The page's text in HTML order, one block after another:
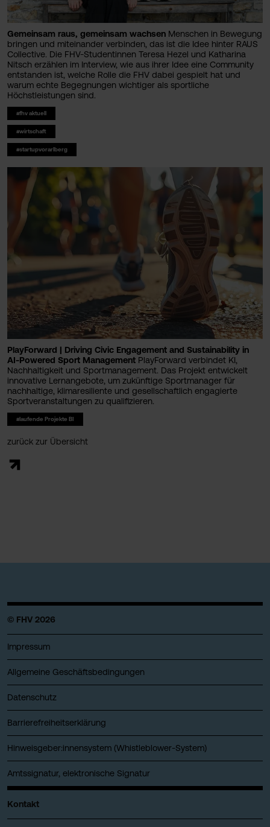
Gemeinsam raus, gemeinsam wachsen Menschen in Bewegung
bringen und miteinander verbinden, das ist die Idee hinter RAUS
Collective. Die FHV-Studentinnen Teresa Hezel und Katharina
Nitsch erzählen im Interview, wie aus ihrer Idee eine Community
entstanden ist, welche Rolle die FHV dabei gespielt hat und
warum echte Begegnungen wichtiger als sportliche
Höchstleistungen sind.
#fhv aktuell
#wirtschaft
#startupvorarlberg
PlayForward | Driving Civic Engagement and Sustainability in
AI-Powered Sport Management PlayForward verbindet KI,
Nachhaltigkeit und Sportmanagement. Das Projekt entwickelt
innovative Lernangebote, um zukünftige Sportmanager für
nachhaltige, klimaresiliente und gesellschaftlich engagierte
Sportveranstaltungen zu qualifizieren.
#laufende Projekte BI
zurück zur Übersicht
© FHV 2026
Impressum
Allgemeine Geschäftsbedingungen
Datenschutz
Barrierefreiheitserklärung
Hinweisgeber:innensystem (Whistleblower-System)
Amtssignatur, elektronische Signatur
Kontakt